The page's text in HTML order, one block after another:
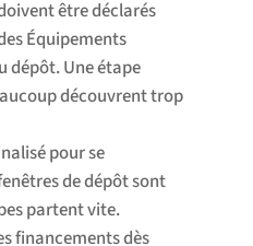
être déclarés
Équipements
dépôt. Une étape
découvrent trop
pour se
de dépôt sont
partent vite.
financements dès